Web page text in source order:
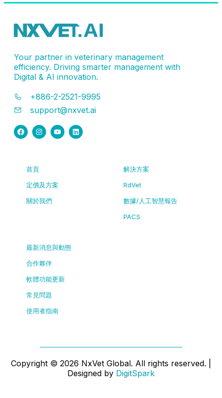
Your partner in veterinary management
efficiency. Driving smarter management with
Digital & AI innovation.
+886-2-2521-9995
support@nxvet.ai
首頁
定價及方案
關於我們
解決方案
RdVet
數據/人工智慧報告
PACS
最新消息與動態
合作夥伴
軟體功能更新
常見問題
使用者指南
Copyright © 2026 NxVet Global. All rights reserved. |
Designed by DigitSpark